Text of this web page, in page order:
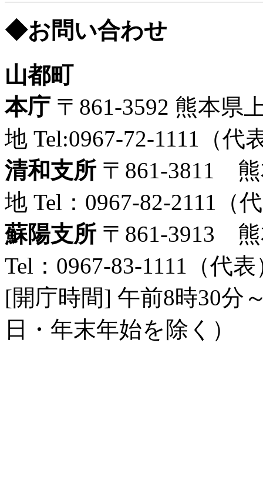
◆お問い合わせ
山都町
本庁〒861-3592 熊本県
地 Tel:0967-72-1111（代
清和支所 〒861-3811 熊
地 Tel：0967-82-2111（
蘇陽支所 〒861-3913 熊
Tel：0967-83-1111（代
[開庁時間] 午前8時30分
日・年末年始を除く）